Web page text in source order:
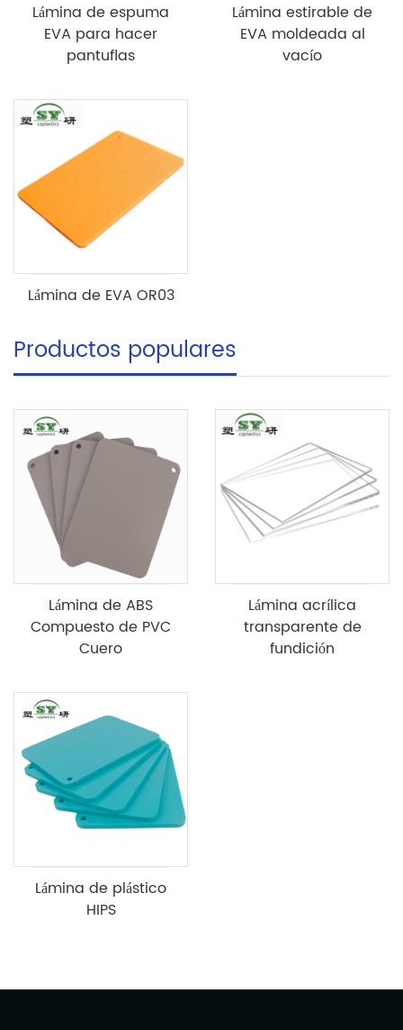
Lámina de espuma
EVA para hacer
pantuflas
Lámina estirable de
EVA moldeada al
vacío
Lámina de EVA OR03
Productos populares
Lámina de ABS
Compuesto de PVC
Cuero
Lámina acrílica
transparente de
fundición
Lámina de plástico
HIPS